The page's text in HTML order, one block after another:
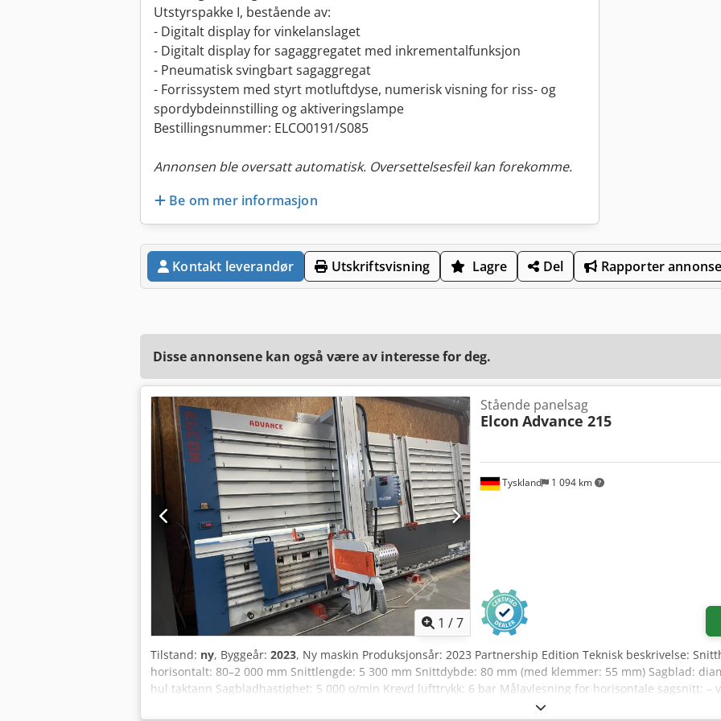
Utstyrspakke I, bestående av:
- Digitalt display for vinkelanslaget
- Digitalt display for sagaggregatet med inkrementalfunksjon
- Pneumatisk svingbart sagaggregat
- Forrissystem med styrt motluftdyse, numerisk visning for riss- og
spordybdeinnstilling og aktiveringslampe
Bestillingsnummer: ELCO0191/S085
Annonsen ble oversatt automatisk. Oversettelsesfeil kan forekomme.
Be om mer informasjon
Kontakt leverandør Utskriftsvisning Lagre Del Rapporter
Disse annonsene kan også være av interesse for deg.
1 /7
Tyskland 1 094 km
Stående panelsag
Elcon Advance 215
Tilstand: ny, Byggeår: 2023, Ny maskin Produksjonsår: 2023 Partnership Edition Teknisk beskrivelse:
horisontalt: 80–2 000 mm Snittlengde: 5 300 mm Snittdybde: 80 mm (med klemmer: 55 mm) Sagblad:
hul taktann Sagbladhastighet: 5 000 o/min Krevd lufttrykk: 6 bar Målavlesning for horisontale sagsnitt: –
stripsnitt-anlegg fra 75–500 mm Målavlesning for vertikale sagsnitt: – via skala fra 0–1 300 mm